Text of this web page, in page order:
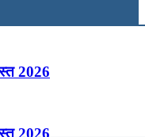
2026
2026